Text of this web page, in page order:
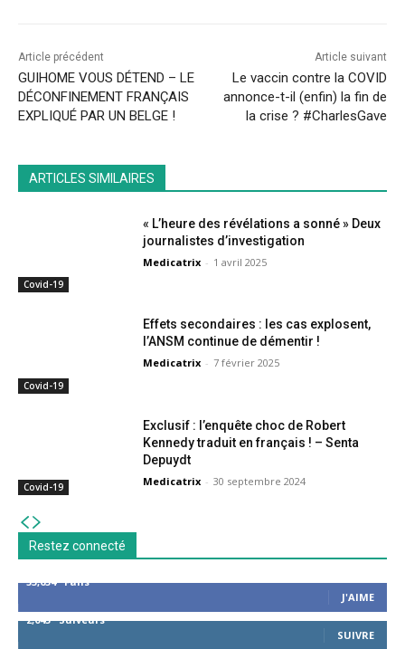
Article précédent
GUIHOME VOUS DÉTEND – LE
DÉCONFINEMENT FRANÇAIS
EXPLIQUÉ PAR UN BELGE !
Article suivant
Le vaccin contre la COVID
annonce-t-il (enfin) la fin de
la crise ? #CharlesGave
ARTICLES SIMILAIRES
Covid-19
« L’heure des révélations a sonné » Deux
journalistes d’investigation
Medicatrix - 1 avril 2025
Covid-19
Effets secondaires : les cas explosent,
l’ANSM continue de démentir !
Medicatrix - 7 février 2025
Covid-19
Exclusif : l’enquête choc de Robert
Kennedy traduit en français ! – Senta
Depuydt
Medicatrix - 30 septembre 2024
Restez connecté
53,654
Fans
J'AIME
2,043 Suiveurs
SUIVRE